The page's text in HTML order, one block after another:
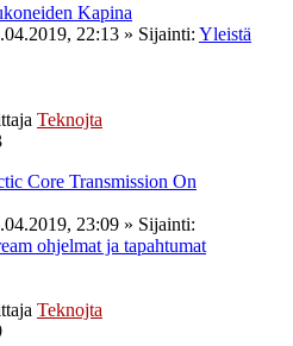
Kapina
22:13 » Sijainti: Yleistä
Teknojta
Core Transmission On
23:09 » Sijainti:
ohjelmat ja tapahtumat
Teknojta